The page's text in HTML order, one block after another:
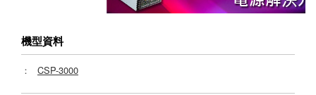
機型資料
： CSP-3000